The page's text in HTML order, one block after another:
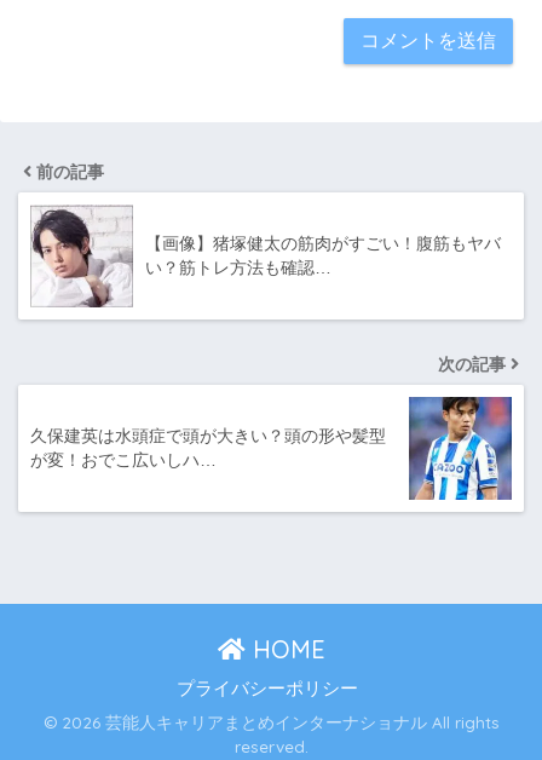
前の記事
【画像】猪塚健太の筋肉がすごい！腹筋もヤバ
い？筋トレ方法も確認…
次の記事
久保建英は水頭症で頭が大きい？頭の形や髪型
が変！おでこ広いしハ…
HOME
プライバシーポリシー
© 2026 芸能人キャリアまとめインターナショナル All rights
reserved.